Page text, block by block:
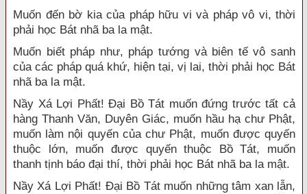
Muốn đến bờ kia của pháp hữu vi và pháp vô vi, thời
phải học Bát nhã ba la mật.
Muốn biết pháp như, pháp tướng và biên tế vô sanh
của các pháp quá khứ, hiện tại, vị lai, thời phải học Bát
nhã ba la mật.
Nầy Xá Lợi Phất! Đại Bồ Tát muốn đứng trước tất cả
hàng Thanh Văn, Duyên Giác, muốn hầu hạ chư Phật,
muốn làm nội quyến của chư Phật, muốn được quyến
thuộc lớn, muốn được quyến thuộc Bồ Tát, muốn
thanh tịnh báo đại thí, thời phải học Bát nhã ba la mật.
Nầy Xá Lợi Phất! Đại Bồ Tát muốn những tâm xan lẫn,